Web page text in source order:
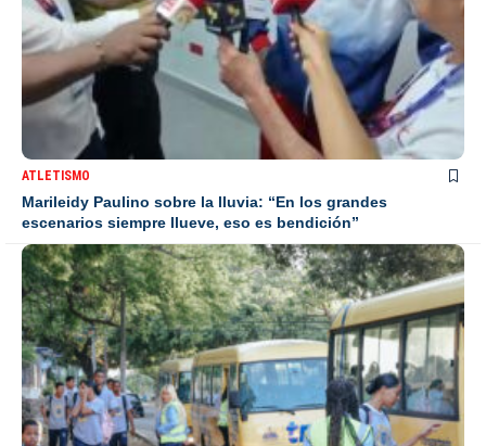
ATLETISMO
Marileidy Paulino sobre la lluvia: “En los grandes
escenarios siempre llueve, eso es bendición”